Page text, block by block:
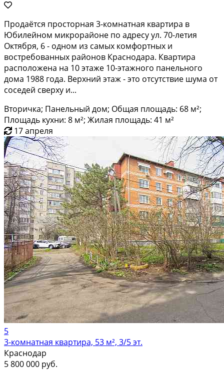
Продаётся просторная 3-комнатная квартира в
Юбилейном микрорайоне по адресу ул. 70-летия
Октября, 6 - одном из самых комфортных и
востребованных районов Краснодара. Квартира
расположена на 10 этаже 10-этажного панельного
дома 1988 года. Верхний этаж - это отсутствие шума от
соседей сверху и...
Вторичка; Панельный дом; Общая площадь: 68 м²;
Площадь кухни: 8 м²; Жилая площадь: 41 м²
17 апреля
5
3-комнатная квартира, 53 м², 3/5 эт.
Краснодар
5 800 000 руб.